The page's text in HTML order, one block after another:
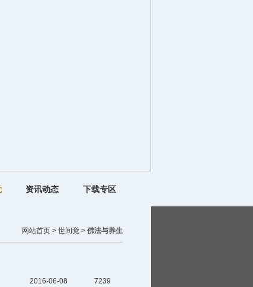
资讯动态 下载专区
网站首页 > 世间觉 > 佛法与养生
2016-06-08 7239